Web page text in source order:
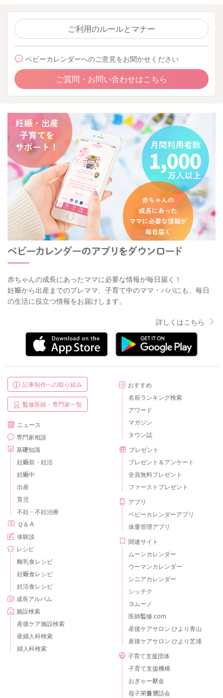
ご利用のルールとマナー
ベビーカレンダーへのご意見をお聞かせください
ご質問・お問い合わせはこちら
赤ちゃんの成長にあったママに必要な情報が毎日届く！
妊娠から出産までのプレママ、子育て中のママ・パパにも、毎日
の生活に役立つ情報をお届けします。
詳しくはこちら
記事制作への取り組み
監修医師・専門家一覧
ニュース
専門家相談
基礎知識
妊娠前・妊活
妊娠中
出産
育児
不妊・不妊治療
Ｑ＆Ａ
体験談
レシピ
離乳食レシピ
妊娠食レシピ
妊活食レシピ
成長アルバム
施設検索
産後ケア施設検索
産婦人科検索
婦人科検索
おすすめ
名前ランキング検索
アワード
マガジン
タウン誌
プレゼント
プレゼント＆アンケート
全員無料プレゼント
ファーストプレゼント
アプリ
ベビーカレンダーアプリ
体重管理アプリ
関連サイト
ムーンカレンダー
ウーマンカレンダー
シニアカレンダー
シッテク
ヨムーノ
医師監修.com
産後ケアサロン ひより青山
産後ケアサロン ひより芝浦
子育て支援団体
子育て支援機構
おぎゃー献金
母子栄養懇話会